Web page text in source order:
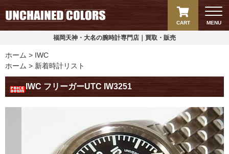
MENU
CART
福岡天神・大名の腕時計専門店｜買取・販売
ホーム
IWC
ホーム
新着時計リスト
IWC フリーガーUTC IW3251